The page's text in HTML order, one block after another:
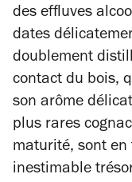
des effluves
dates
doublement
contact du bois,
son arôme
plus rares
maturité, sont
inestimable